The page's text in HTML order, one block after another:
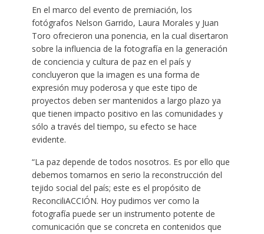
En el marco del evento de premiación, los
fotógrafos Nelson Garrido, Laura Morales y Juan
Toro ofrecieron una ponencia, en la cual disertaron
sobre la influencia de la fotografía en la generación
de conciencia y cultura de paz en el país y
concluyeron que la imagen es una forma de
expresión muy poderosa y que este tipo de
proyectos deben ser mantenidos a largo plazo ya
que tienen impacto positivo en las comunidades y
sólo a través del tiempo, su efecto se hace
evidente.
“La paz depende de todos nosotros. Es por ello que
debemos tomarnos en serio la reconstrucción del
tejido social del país; este es el propósito de
ReconciliACCIÓN. Hoy pudimos ver como la
fotografía puede ser un instrumento potente de
comunicación que se concreta en contenidos que